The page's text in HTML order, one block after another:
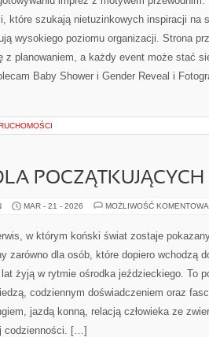
które szukają nietuzinkowych inspiracji na
wysokiego poziomu organizacji. Strona
z planowaniem, a każdy event może stać
Baby Shower i Gender Reveal i
POCZĄTKUJĄCYCH
MAR - 21 - 2026 MOŻLIWOŚĆ
w którym koński świat zostaje
zarówno dla osób, które dopiero wchodzą
żyją w rytmie ośrodka jeździeckiego. To
codziennym doświadczeniem oraz
jazdą konną, relacją człowieka ze
codzienności. […]